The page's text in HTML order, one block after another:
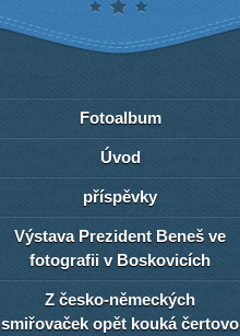
Fotoalbum
Úvod
příspěvky
Výstava Prezident Beneš ve
fotografii v Boskovicích
Z česko-německých
smiřovaček opět kouká čertovo